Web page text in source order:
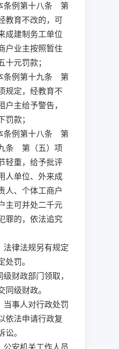
条例第十八条 第
教育不改的，可
成建制务工单位
户业主按照暂住
十元罚款；
条例第十九条 第
规定，经教育不
户主给予警告，
罚款；
条例第十八条 第
九条 第（五）项
轻重，给予批评
人单位、外来成
人、个体工商户
主可并处二千元
罪的，依法追究
律法规另有规定
处罚。
财政部门领取，
同级财政。
事人对行政处罚
依法申请行政复
。
安机关工作人员